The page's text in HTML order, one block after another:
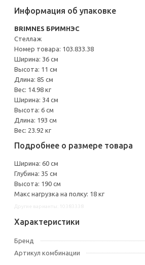
Информация об упаковке
BRIMNES БРИМНЭС
Стеллаж
Номер товара: 103.833.38
Ширина: 36 см
Высота: 11 см
Длина: 85 см
Вес: 14.98 кг
Ширина: 34 см
Высота: 6 см
Длина: 193 см
Вес: 23.92 кг
Подробнее о размере товара
Ширина: 60 см
Глубина: 35 см
Высота: 190 см
Макс нагрузка на полку: 18 кг
Характеристики
Бренд
Артикул комбинации